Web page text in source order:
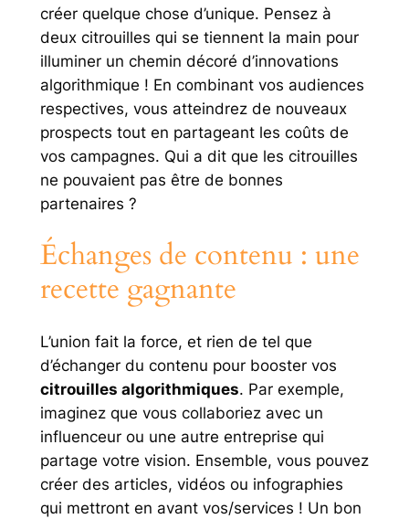
créer quelque chose d’unique. Pensez à
deux citrouilles qui se tiennent la main pour
illuminer un chemin décoré d’innovations
algorithmique ! En combinant vos audiences
respectives, vous atteindrez de nouveaux
prospects tout en partageant les coûts de
vos campagnes. Qui a dit que les citrouilles
ne pouvaient pas être de bonnes
partenaires ?
Échanges de contenu : une
recette gagnante
L’union fait la force, et rien de tel que
d’échanger du contenu pour booster vos
citrouilles algorithmiques. Par exemple,
imaginez que vous collaboriez avec un
influenceur ou une autre entreprise qui
partage votre vision. Ensemble, vous pouvez
créer des articles, vidéos ou infographies
qui mettront en avant vos/services ! Un bon